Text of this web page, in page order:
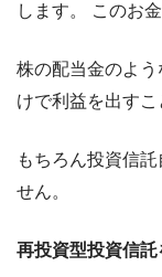
します。 このお
株の配当金のよ
けで利益を出すこ
もちろん投資信
せん。
再投資型投資信託